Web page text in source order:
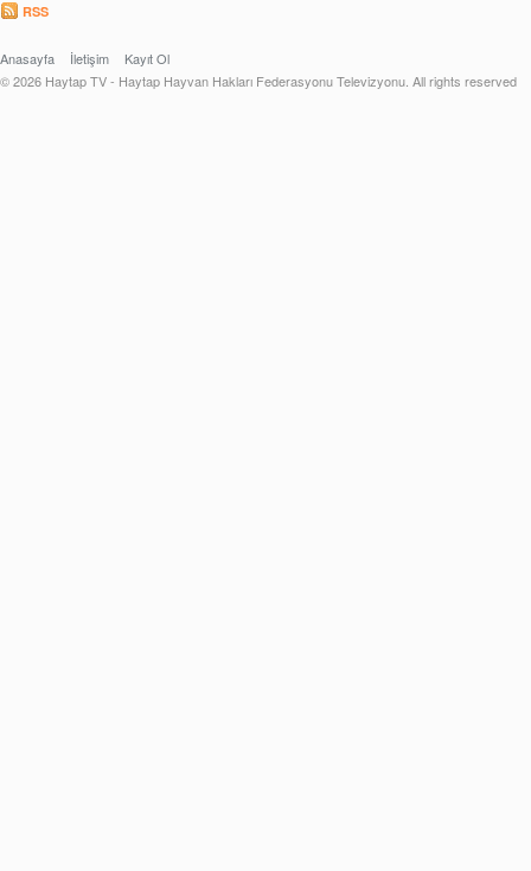
RSS
Anasayfa İletişim
Kayıt Ol
© 2026 Haytap TV - Haytap Hayvan Hakları Federasyonu Televizyonu. All rights reserved